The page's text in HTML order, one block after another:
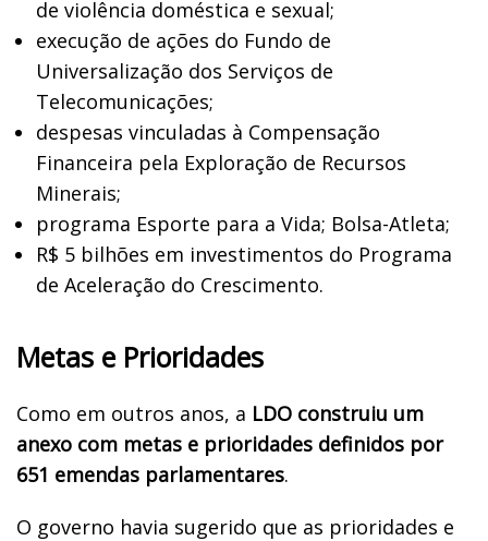
de violência doméstica e sexual;
execução de ações do Fundo de
Universalização dos Serviços de
Telecomunicações;
despesas vinculadas à Compensação
Financeira pela Exploração de Recursos
Minerais;
programa Esporte para a Vida; Bolsa-Atleta;
R$ 5 bilhões em investimentos do Programa
de Aceleração do Crescimento.
Metas e Prioridades
Como em outros anos, a LDO construiu um
anexo com metas e prioridades definidos por
651 emendas parlamentares.
O governo havia sugerido que as prioridades e